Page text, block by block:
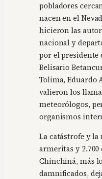
pobladores
nacen en el
hicieron las
nacional y
por el presidente
Belisario
Tolima, Eduardo
valieron los
meteorólogos,
organismos
La catástrofe y la
armeritas y
Chinchiná, más
damnificados,